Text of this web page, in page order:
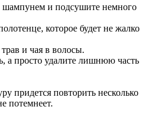
и подсушите немного
которое будет не жалко
и чая в волосы.
а просто удалите лишнюю часть
придется повторить несколько
потемнеет.